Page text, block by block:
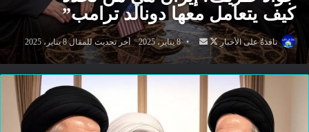
كيف يتعامل معها دونالد ترامب”
نافذةٌ على الأخبارِ
تابع
على
X
أرسل
بريدا
إلكترونيا
8 يناير، 2025 أخر تحديث للمقال 8 يناير، 2025